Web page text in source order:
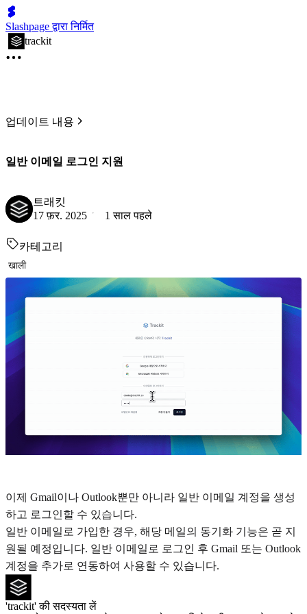
Slashpage द्वारा निर्मित
trackit
업데이트 내용
일반 이메일 로그인 지원
트래킷
17 फ़र. 2025
1 साल पहले
카테고리
खाली
이제 Gmail이나 Outlook뿐만 아니라 일반 이메일 계정을 생성
하고 로그인할 수 있습니다.
일반 이메일로 가입한 경우, 해당 메일의 동기화 기능은 곧 지
원될 예정입니다. 일반 이메일로 로그인 후 Gmail 또는 Outlook
계정을 추가로 연동하여 사용할 수 있습니다.
'trackit' की सदस्यता लें